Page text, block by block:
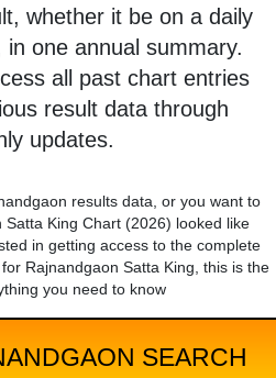
whether it be on a daily
one annual summary.
all past chart entries
result data through
updates.
results data, or you want to
King Chart (2026) looked like
in getting access to the complete
Rajnandgaon Satta King, this is the
you need to know
SEARCH